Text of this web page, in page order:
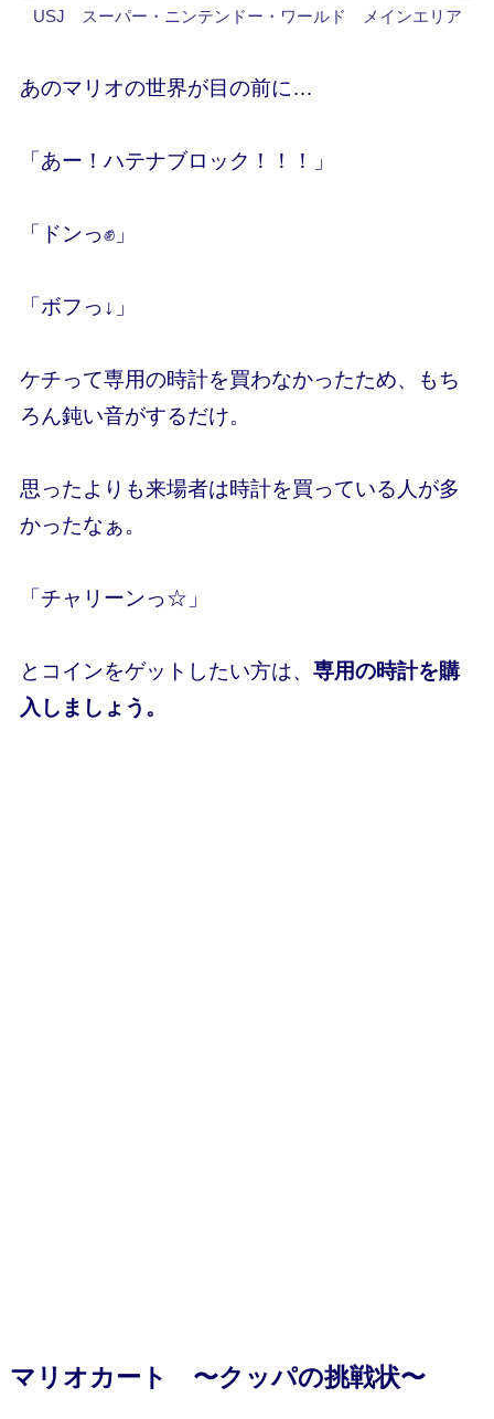
USJ スーパー・ニンテンドー・ワールド メインエリア
あのマリオの世界が目の前に…
「あー！ハテナブロック！！！」
「ドンっ✊」
「ボフっ↓」
ケチって専用の時計を買わなかったため、もち
ろん鈍い音がするだけ。
思ったよりも来場者は時計を買っている人が多
かったなぁ。
「チャリーンっ☆」
とコインをゲットしたい方は、 専用の時計を購
入しましょう。
マリオカート 〜クッパの挑戦状〜